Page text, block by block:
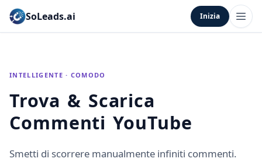
SoLeads.ai Inizia
INTELLIGENTE · COMODO
Trova & Scarica
Commenti YouTube
Smetti di scorrere manualmente infiniti commenti.